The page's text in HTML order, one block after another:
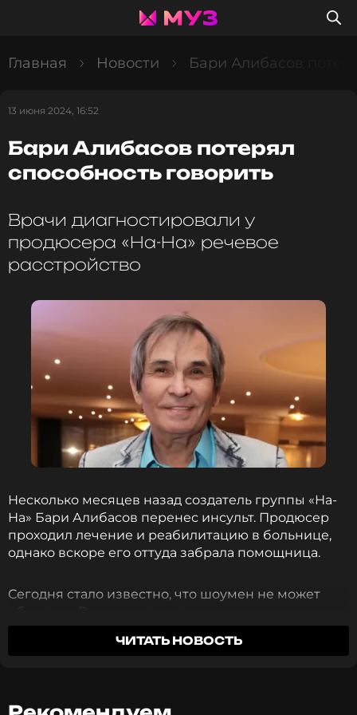
Главная Новости Бари Алибасов
13 июня 2024, 16:52
Бари Алибасов потерял
способность говорить
Врачи диагностировали у
продюсера «На-На» речевое
расстройство
Несколько месяцев назад создатель группы «На-
На» Бари Алибасов перенес инсульт. Продюсер
проходил лечение и реабилитацию в больнице,
однако вскоре его оттуда забрала помощница.
Сегодня стало известно, что шоумен не может
общаться. Врачи поставили ему диагноз
«дизартрия» — при котором в результате
поражения мозга нарушается воспроизведение
Как сообщает Telegram-канал
ЧИТАТЬ НОВОСТЬ